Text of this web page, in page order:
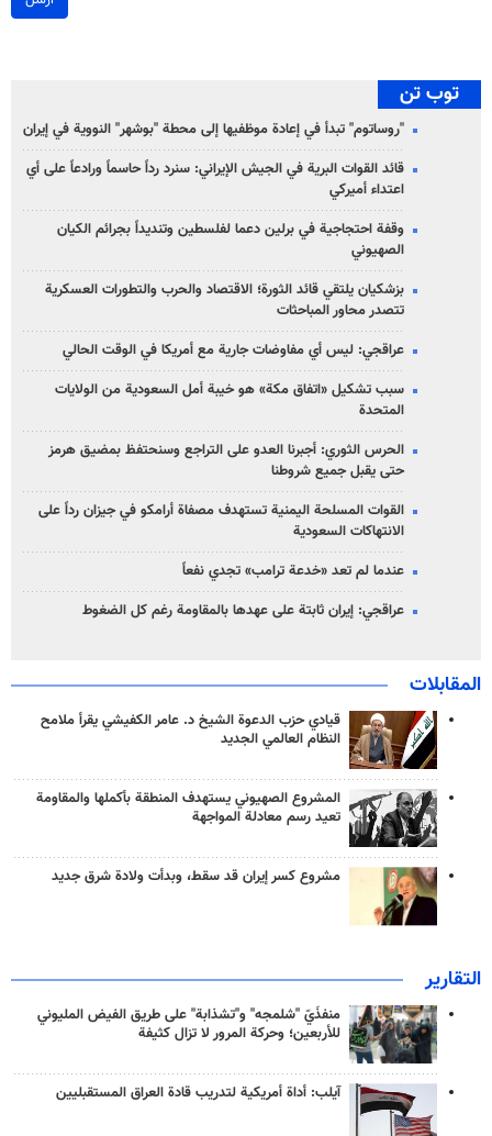
توب تن
"روساتوم" تبدأ في إعادة موظفيها إلى محطة "بوشهر" النووية في إيران
قائد القوات البرية في الجيش الإيراني: سنرد رداً حاسماً ورادعاً على أي
اعتداء أميركي
وقفة احتجاجية في برلين دعما لفلسطين وتنديداً بجرائم الكيان
الصهیوني
بزشكيان يلتقي قائد الثورة؛ الاقتصاد والحرب والتطورات العسكرية
تتصدر محاور المباحثات
عراقجي: ليس أي مفاوضات جارية مع أمريكا في الوقت الحالي
سبب تشكيل «اتفاق مكة» هو خيبة أمل السعودية من الولايات
المتحدة
الحرس الثوري: أجبرنا العدو على التراجع وسنحتفظ بمضيق هرمز
حتى يقبل جميع شروطنا
القوات المسلحة اليمنية تستهدف مصفاة أرامكو في جيزان رداً على
الانتهاكات السعودية
عندما لم تعد «خدعة ترامب» تجدي نفعاً
عراقجي: إيران ثابتة على عهدها بالمقاومة رغم كل الضغوط
المقابلات
قيادي حزب الدعوة الشيخ د. عامر الكفيشي يقرأ ملامح
النظام العالمي الجديد
المشروع الصهيوني يستهدف المنطقة بأكملها والمقاومة
تعيد رسم معادلة المواجهة
مشروع كسر إيران قد سقط، وبدأت ولادة شرق جديد
التقارير
منفذَيّ "شلمجه" و"تشذابة" على طريق الفيض المليوني
للأربعين؛ وحركة المرور لا تزال كثيفة
آيلب: أداة أمريكية لتدريب قادة العراق المستقبليين